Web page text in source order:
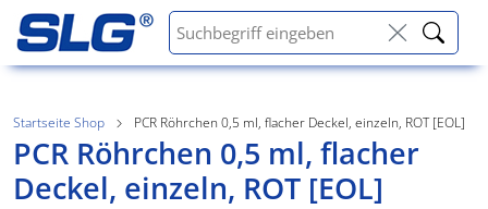
Startseite Shop PCR Röhrchen 0,5 ml, flacher Deckel, einzeln, ROT [EOL]
PCR Röhrchen 0,5 ml, flacher
Deckel, einzeln, ROT [EOL]